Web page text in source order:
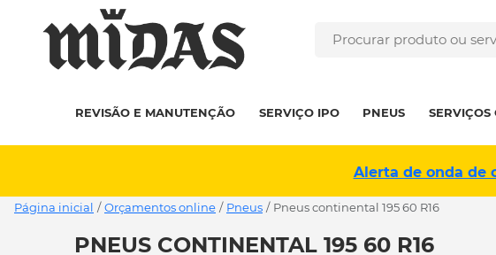
REVISÃO E MANUTENÇÃO SERVIÇO IPO PNEUS SERVIÇOS
Alerta de onda de
Página inicial / Orçamentos online / Pneus / pneus continental 195 60 R16
PNEUS CONTINENTAL 195 60 R16